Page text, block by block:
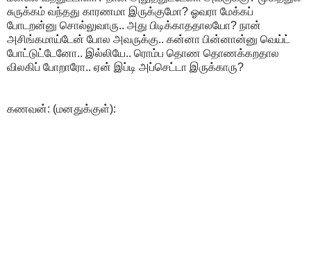
சுருக்கம் வந்தது காரணமா இருக்குமோ? ஓவரா மேக்கப்
போடறன்னு சொல்லுவாரு.. அது பிடிக்காததாலயோ? நான்
அசிங்கமாய்டேன் போல அவருக்கு.. கன்னா பின்னான்னு வெய்ட்
போட்டுட்டேனோ.. இல்லியே.. ரொம்ப தொண தொணக்கறதால
விலகிப் போறாரோ.. ஏன் இப்டி அப்செட்டா இருக்காரு?
கணவன்: (மனதுக்குள்):